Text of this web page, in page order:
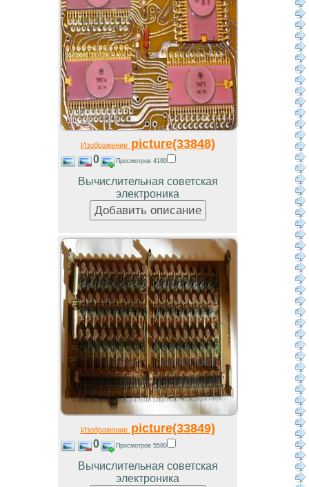
Изображениеpicture(33848)
0 Просмотров 4160
Вычислительная советская
электроника
Изображениеpicture(33849)
0 Просмотров 5580
Вычислительная советская
электроника